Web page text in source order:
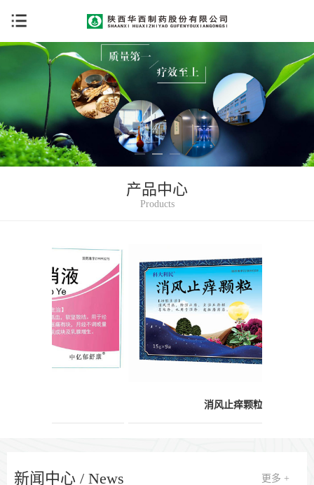
产品中心
Products
更多 +
新闻中心 / News